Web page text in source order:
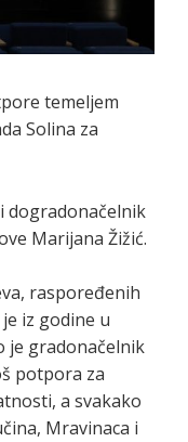
temeljem
Solina za
dogradonačelnik
Marijana Žižić.
raspoređenih
iz godine u
je gradonačelnik
potpora za
a svakako
Mravinaca i